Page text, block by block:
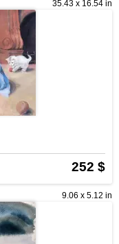
35.43 x 16.54 in
252 $
9.06 x 5.12 in